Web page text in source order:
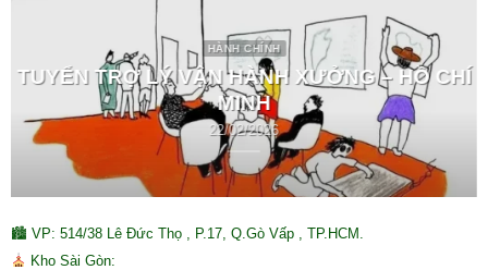
HÀNH CHÍNH
TUYỂN TRỢ LÝ VẬN HÀNH XƯỞNG – HỒ CHÍ
MINH
22/02/2026
🏙 VP: 514/38 Lê Đức Thọ , P.17, Q.Gò Vấp , TP.HCM.
Kho Sài Gòn: